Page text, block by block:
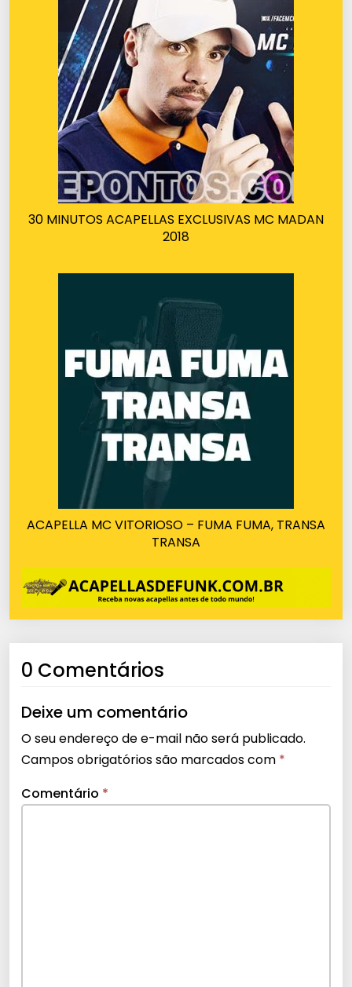
30 MINUTOS ACAPELLAS EXCLUSIVAS MC MADAN
2018
ACAPELLA MC VITORIOSO – FUMA FUMA, TRANSA
TRANSA
0 Comentários
Deixe um comentário
O seu endereço de e-mail não será publicado.
Campos obrigatórios são marcados com *
Comentário *